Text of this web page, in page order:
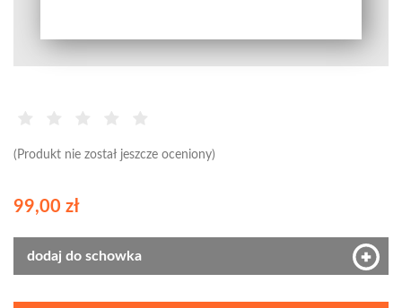
(Produkt nie został jeszcze oceniony)
99,00 zł
dodaj do schowka